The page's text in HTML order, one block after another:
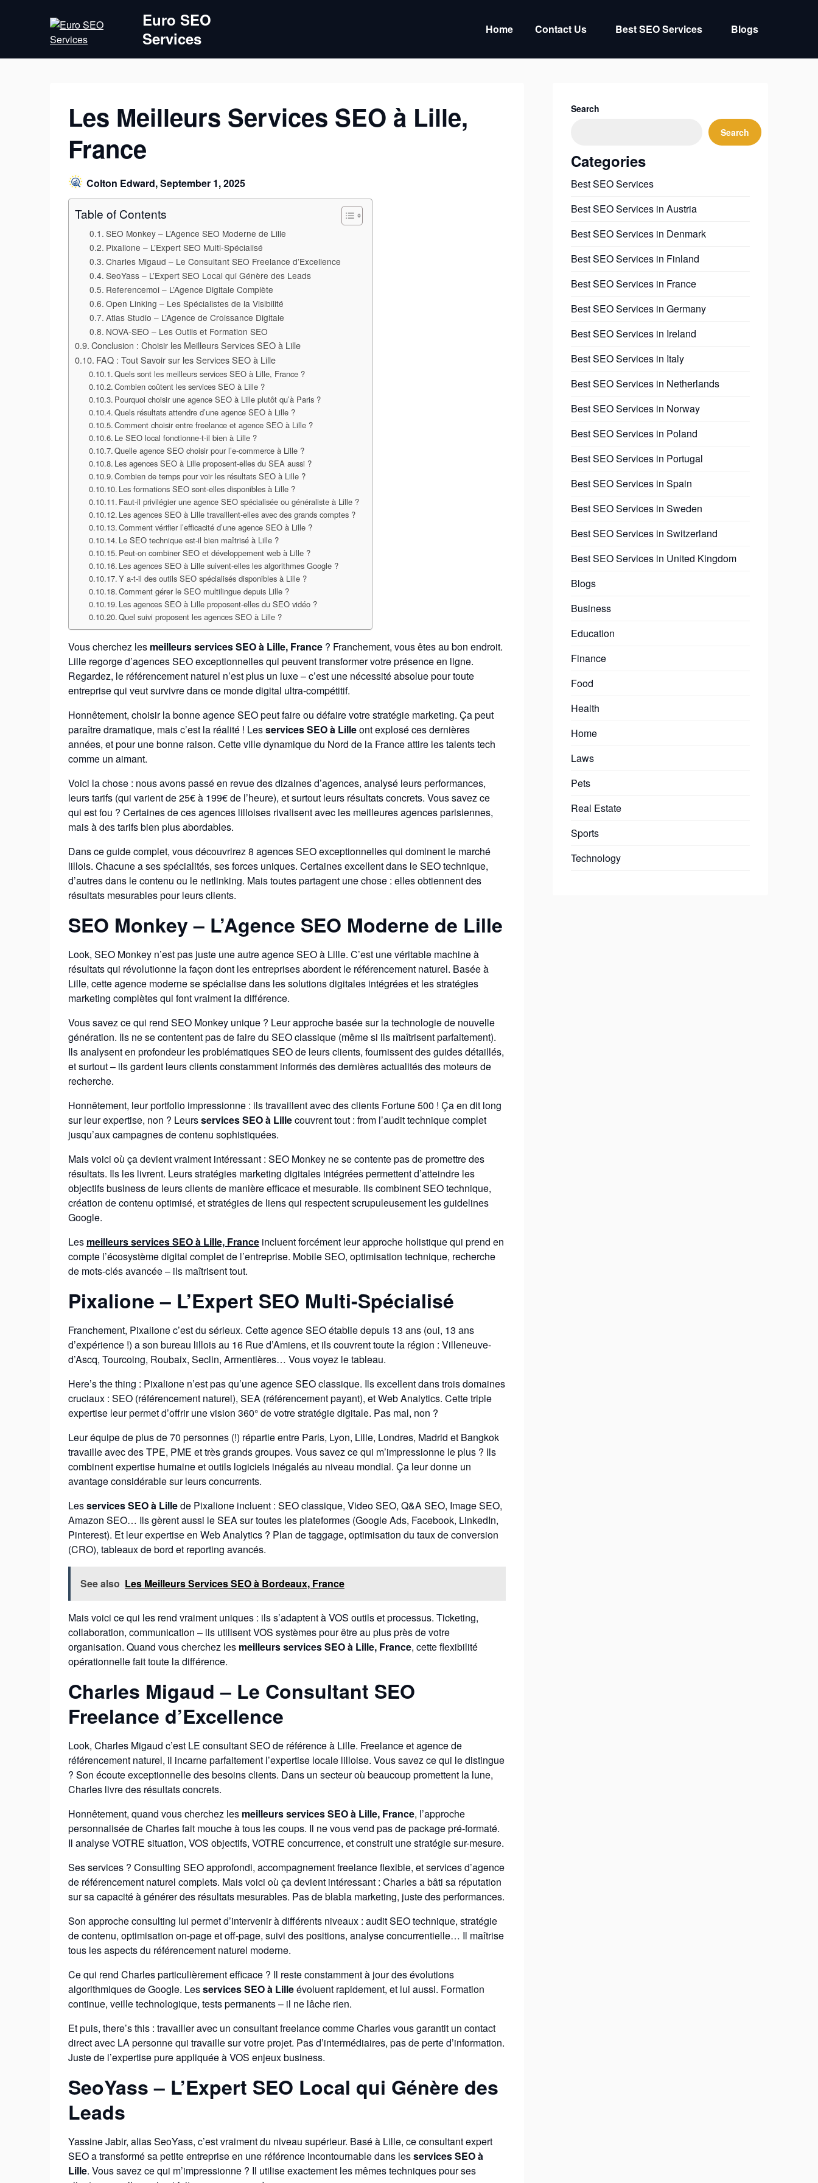
Euro SEO
Services
Home Contact Us Best SEO Services Blogs
Les Meilleurs Services SEO à Lille,
France
Colton Edward,September 1, 2025
Table of Contents
SEO Monkey – L’Agence SEO Moderne de Lille
Pixalione – L’Expert SEO Multi-Spécialisé
Charles Migaud – Le Consultant SEO Freelance d’Excellence
SeoYass – L’Expert SEO Local qui Génère des Leads
Referencemoi – L’Agence Digitale Complète
Open Linking – Les Spécialistes de la Visibilité
Atlas Studio – L’Agence de Croissance Digitale
NOVA-SEO – Les Outils et Formation SEO
Conclusion : Choisir les Meilleurs Services SEO à Lille
FAQ : Tout Savoir sur les Services SEO à Lille
Quels sont les meilleurs services SEO à Lille, France ?
Combien coûtent les services SEO à Lille ?
Pourquoi choisir une agence SEO à Lille plutôt qu’à Paris ?
Quels résultats attendre d’une agence SEO à Lille ?
Comment choisir entre freelance et agence SEO à Lille ?
Le SEO local fonctionne-t-il bien à Lille ?
Quelle agence SEO choisir pour l’e-commerce à Lille ?
Les agences SEO à Lille proposent-elles du SEA aussi ?
Combien de temps pour voir les résultats SEO à Lille ?
Les formations SEO sont-elles disponibles à Lille ?
Faut-il privilégier une agence SEO spécialisée ou généraliste à Lille ?
Les agences SEO à Lille travaillent-elles avec des grands comptes ?
Comment vérifier l’efficacité d’une agence SEO à Lille ?
Le SEO technique est-il bien maîtrisé à Lille ?
Peut-on combiner SEO et développement web à Lille ?
Les agences SEO à Lille suivent-elles les algorithmes Google ?
Y a-t-il des outils SEO spécialisés disponibles à Lille ?
Comment gérer le SEO multilingue depuis Lille ?
Les agences SEO à Lille proposent-elles du SEO vidéo ?
Quel suivi proposent les agences SEO à Lille ?
Vous cherchez les meilleurs services SEO à Lille, France ? Franchement, vous êtes au bon endroit.
Lille regorge d’agences SEO exceptionnelles qui peuvent transformer votre présence en ligne.
Regardez, le référencement naturel n’est plus un luxe – c’est une nécessité absolue pour toute
entreprise qui veut survivre dans ce monde digital ultra-compétitif.
Honnêtement, choisir la bonne agence SEO peut faire ou défaire votre stratégie marketing. Ça peut
paraître dramatique, mais c’est la réalité ! Lesservices SEO à Lilleont explosé ces dernières
années, et pour une bonne raison. Cette ville dynamique du Nord de la France attire les talents tech
comme un aimant.
Voici la chose : nous avons passé en revue des dizaines d’agences, analysé leurs performances,
leurs tarifs (qui varient de 25€ à 199€ de l’heure), et surtout leurs résultats concrets. Vous savez ce
qui est fou ? Certaines de ces agences lilloises rivalisent avec les meilleures agences parisiennes,
mais à des tarifs bien plus abordables.
Dans ce guide complet, vous découvrirez 8 agences SEO exceptionnelles qui dominent le marché
lillois. Chacune a ses spécialités, ses forces uniques. Certaines excellent dans le SEO technique,
d’autres dans le contenu ou le netlinking. Mais toutes partagent une chose : elles obtiennent des
résultats mesurables pour leurs clients.
SEO Monkey – L’Agence SEO Moderne de Lille
Look, SEO Monkey n’est pas juste une autre agence SEO à Lille. C’est une véritable machine à
résultats qui révolutionne la façon dont les entreprises abordent le référencement naturel. Basée à
Lille, cette agence moderne se spécialise dans les solutions digitales intégrées et les stratégies
marketing complètes qui font vraiment la différence.
Vous savez ce qui rend SEO Monkey unique ? Leur approche basée sur la technologie de nouvelle
génération. Ils ne se contentent pas de faire du SEO classique (même si ils maîtrisent parfaitement).
Ils analysent en profondeur les problématiques SEO de leurs clients, fournissent des guides détaillés,
et surtout – ils gardent leurs clients constamment informés des dernières actualités des moteurs de
recherche.
Honnêtement, leur portfolio impressionne : ils travaillent avec des clients Fortune 500 ! Ça en dit long
sur leur expertise, non ? Leursservices SEO à Lillecouvrent tout : from l’audit technique complet
jusqu’aux campagnes de contenu sophistiquées.
Mais voici où ça devient vraiment intéressant : SEO Monkey ne se contente pas de promettre des
résultats. Ils les livrent. Leurs stratégies marketing digitales intégrées permettent d’atteindre les
objectifs business de leurs clients de manière efficace et mesurable. Ils combinent SEO technique,
création de contenu optimisé, et stratégies de liens qui respectent scrupuleusement les guidelines
Google.
Les meilleurs services SEO à Lille, France incluent forcément leur approche holistique qui prend en
compte l’écosystème digital complet de l’entreprise. Mobile SEO, optimisation technique, recherche
de mots-clés avancée – ils maîtrisent tout.
Pixalione – L’Expert SEO Multi-Spécialisé
Franchement, Pixalione c’est du sérieux. Cette agence SEO établie depuis 13 ans (oui, 13 ans
d’expérience !) a son bureau lillois au 16 Rue d’Amiens, et ils couvrent toute la région : Villeneuve-
d’Ascq, Tourcoing, Roubaix, Seclin, Armentières… Vous voyez le tableau.
Here’s the thing : Pixalione n’est pas qu’une agence SEO classique. Ils excellent dans trois domaines
cruciaux : SEO (référencement naturel), SEA (référencement payant), et Web Analytics. Cette triple
expertise leur permet d’offrir une vision 360° de votre stratégie digitale. Pas mal, non ?
Leur équipe de plus de 70 personnes (!) répartie entre Paris, Lyon, Lille, Londres, Madrid et Bangkok
travaille avec des TPE, PME et très grands groupes. Vous savez ce qui m’impressionne le plus ? Ils
combinent expertise humaine et outils logiciels inégalés au niveau mondial. Ça leur donne un
avantage considérable sur leurs concurrents.
Lesservices SEO à Lillede Pixalione incluent : SEO classique, Video SEO, Q&A SEO, Image SEO,
Amazon SEO… Ils gèrent aussi le SEA sur toutes les plateformes (Google Ads, Facebook, LinkedIn,
Pinterest). Et leur expertise en Web Analytics ? Plan de taggage, optimisation du taux de conversion
(CRO), tableaux de bord et reporting avancés.
See also Les Meilleurs Services SEO à Bordeaux, France
Mais voici ce qui les rend vraiment uniques : ils s’adaptent à VOS outils et processus. Ticketing,
collaboration, communication – ils utilisent VOS systèmes pour être au plus près de votre
organisation. Quand vous cherchez les meilleurs services SEO à Lille, France, cette flexibilité
opérationnelle fait toute la différence.
Charles Migaud – Le Consultant SEO
Freelance d’Excellence
Look, Charles Migaud c’est LE consultant SEO de référence à Lille. Freelance et agence de
référencement naturel, il incarne parfaitement l’expertise locale lilloise. Vous savez ce qui le distingue
? Son écoute exceptionnelle des besoins clients. Dans un secteur où beaucoup promettent la lune,
Charles livre des résultats concrets.
Honnêtement, quand vous cherchez les meilleurs services SEO à Lille, France, l’approche
personnalisée de Charles fait mouche à tous les coups. Il ne vous vend pas de package pré-formaté.
Il analyse VOTRE situation, VOS objectifs, VOTRE concurrence, et construit une stratégie sur-mesure.
Ses services ? Consulting SEO approfondi, accompagnement freelance flexible, et services d’agence
de référencement naturel complets. Mais voici où ça devient intéressant : Charles a bâti sa réputation
sur sa capacité à générer des résultats mesurables. Pas de blabla marketing, juste des performances.
Son approche consulting lui permet d’intervenir à différents niveaux : audit SEO technique, stratégie
de contenu, optimisation on-page et off-page, suivi des positions, analyse concurrentielle… Il maîtrise
tous les aspects du référencement naturel moderne.
Ce qui rend Charles particulièrement efficace ? Il reste constamment à jour des évolutions
algorithmiques de Google. Lesservices SEO à Lilleévoluent rapidement, et lui aussi. Formation
continue, veille technologique, tests permanents – il ne lâche rien.
Et puis, there’s this : travailler avec un consultant freelance comme Charles vous garantit un contact
direct avec LA personne qui travaille sur votre projet. Pas d’intermédiaires, pas de perte d’information.
Juste de l’expertise pure appliquée à VOS enjeux business.
SeoYass – L’Expert SEO Local qui Génère des
Leads
Yassine Jabir, alias SeoYass, c’est vraiment du niveau supérieur. Basé à Lille, ce consultant expert
SEO a transformé sa petite entreprise en une référence incontournable dans lesservices SEO à
Lille. Vous savez ce qui m’impressionne ? Il utilise exactement les mêmes techniques pour ses
Search
Search
Categories
Best SEO Services
Best SEO Services in Austria
Best SEO Services in Denmark
Best SEO Services in Finland
Best SEO Services in France
Best SEO Services in Germany
Best SEO Services in Ireland
Best SEO Services in Italy
Best SEO Services in Netherlands
Best SEO Services in Norway
Best SEO Services in Poland
Best SEO Services in Portugal
Best SEO Services in Spain
Best SEO Services in Sweden
Best SEO Services in Switzerland
Best SEO Services in United Kingdom
Blogs
Business
Education
Finance
Food
Health
Home
Laws
Pets
Real Estate
Sports
Technology